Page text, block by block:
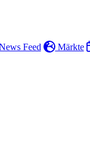
Feed Märkte